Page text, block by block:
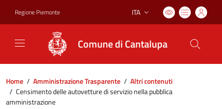
Regione Piemonte Lingua attiva:
ITA
Comune di Cantalupa
Home / Amministrazione Trasparente / Altri contenuti
/ Censimento delle autovetture di servizio nella pubblica
amministrazione